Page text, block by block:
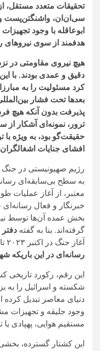
تحقیقات متعدد مستقل،
سی‌ان‌ان، واشنگتن‌پست
ابوعاقله با وجود
هدفمند از سوی نیروهای
هیچ نیروی مقاومتی در
دقیق و عمدی بودند. با
کرد مسئولیت را به
بعدها تحت فشار
پذیرفت بدون آنکه هیچ
ترور، نمونه‌ای آشکار
حقیقت‌گو بود، به ویژه با
افشای جنایات
رژیم صهیونیستی در جنگ
به سطح بی‌سابقه‌ای
معتبر، از آغاز عملیات
خبرنگار و فعال
بخش عمده آن‌ها توسط
گرفته‌اند. بنا به گفته
آغاز جنگ در اکتبر ۲۰۲۳ تاکنون،
رسانه‌ای در این باریکه
این رقم، رکورد تاریخی
شکسته و اسرائیل را به
دنیای معاصر تبدیل کرده
وجود جلیقه و تجهیزات
مستقیم هوایی، پهپادی
این کشتار گسترده، بخشی